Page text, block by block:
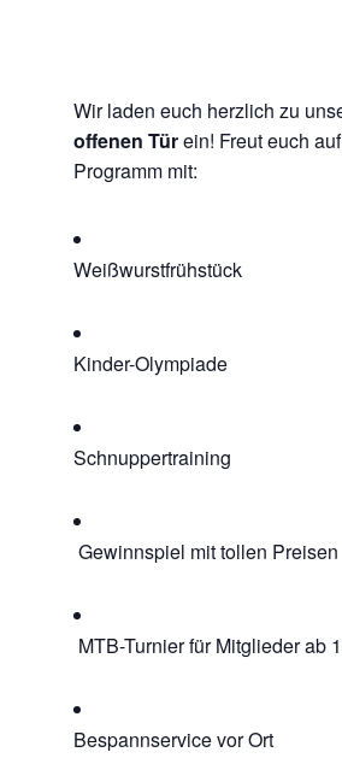
Wir laden euch herzlich zu
offenen Türein! Freut euch
Programm mit:
Weißwurstfrühstück
Kinder-Olympiade
Schnuppertraining
Gewinnspiel mit tollen Preisen
MTB-Turnier für Mitglieder ab
Bespannservice vor Ort